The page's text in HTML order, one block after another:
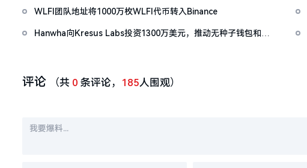
WLFI团队地址将1000万枚WLFI代币转入Binance
Hanwha向Kresus Labs投资1300万美元，推动无种子钱包和
评论 （共 0 条评论， 185人围观）